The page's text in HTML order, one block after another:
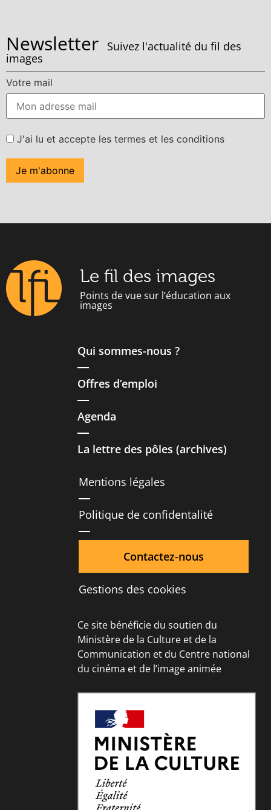
Newsletter
Suivez l'actualité du fil des
images
Votre mail
J'ai lu et accepte les termes et les conditions
Le fil des images
Points de vue sur l’éducation aux
images
Qui sommes-nous ?
Offres d’emploi
Agenda
La lettre des pôles (archives)
Mentions légales
Politique de confidentalité
Contactez-nous
Gestions des cookies
Ce site bénéficie du soutien du
Ministère de la Culture et de la
Communication et du Centre national
du cinéma et de l’image animée